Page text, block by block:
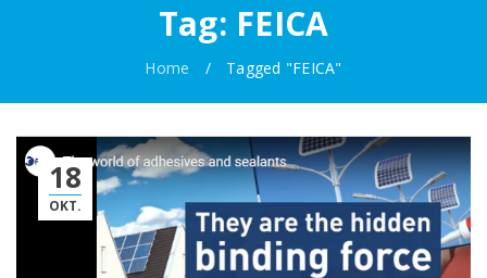
Tag: FEICA
Home / Tagged "FEICA"
18
OKT.